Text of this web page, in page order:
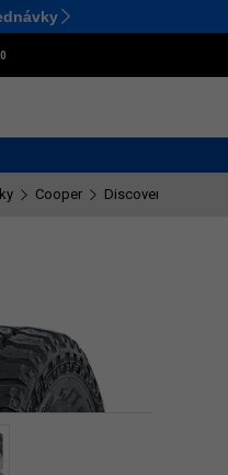
Ctrl M
Cooper Discoverer S/T